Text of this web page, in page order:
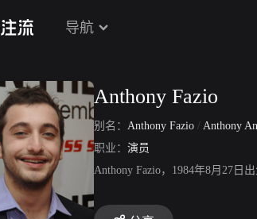
导航
Anthony Fazio
别名： Anthony Fazio / Anthony Angelo
职业： 演员
Anthony Fazio，1984年8月27日